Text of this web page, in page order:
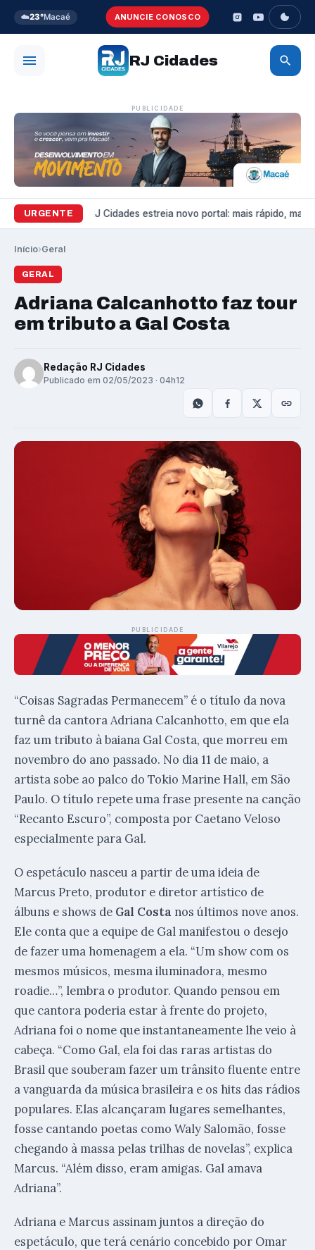
☁️23°Macaé ANUNCIE CONOSCO
RJ Cidades
PUBLICIDADE
URGENTE
Variedades RJ Cidades estreia novo portal: mais rápido, mais
Início›Geral
GERAL
Adriana Calcanhotto faz tour
em tributo a Gal Costa
Redação RJ Cidades
Publicado em 02/05/2023 · 04h12
PUBLICIDADE
“Coisas Sagradas Permanecem” é o título da nova
turnê da cantora Adriana Calcanhotto, em que ela
faz um tributo à baiana Gal Costa, que morreu em
novembro do ano passado. No dia 11 de maio, a
artista sobe ao palco do Tokio Marine Hall, em São
Paulo. O título repete uma frase presente na canção
“Recanto Escuro”, composta por Caetano Veloso
especialmente para Gal.
O espetáculo nasceu a partir de uma ideia de
Marcus Preto, produtor e diretor artístico de
álbuns e shows de Gal Costa nos últimos nove anos.
Ele conta que a equipe de Gal manifestou o desejo
de fazer uma homenagem a ela. “Um show com os
mesmos músicos, mesma iluminadora, mesmo
roadie…”, lembra o produtor. Quando pensou em
que cantora poderia estar à frente do projeto,
Adriana foi o nome que instantaneamente lhe veio à
cabeça. “Como Gal, ela foi das raras artistas do
Brasil que souberam fazer um trânsito fluente entre
a vanguarda da música brasileira e os hits das rádios
populares. Elas alcançaram lugares semelhantes,
fosse cantando poetas como Waly Salomão, fosse
chegando à massa pelas trilhas de novelas”, explica
Marcus. “Além disso, eram amigas. Gal amava
Adriana”.
Adriana e Marcus assinam juntos a direção do
espetáculo, que terá cenário concebido por Omar